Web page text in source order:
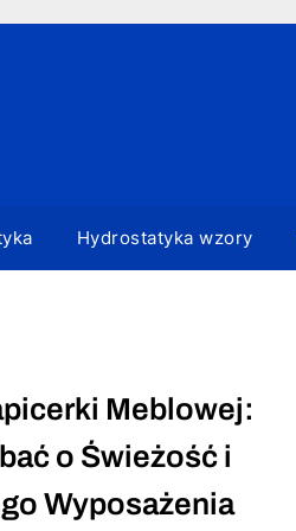
Hydrostatyka wzory
Meblowej:
o Świeżość i
Wyposażenia